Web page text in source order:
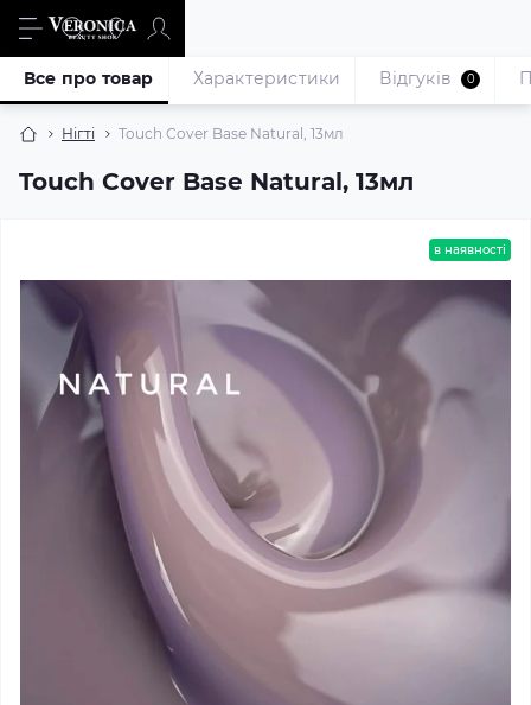
Нігті Touch Cover Base Natural, 13мл
Touch Cover Base Natural, 13мл
Все про товар Характеристики Відгуків 0
в наявності